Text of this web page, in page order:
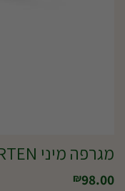
מגרפה מיני LJ-M/ZM015 WOLF GARTEN
₪98.00